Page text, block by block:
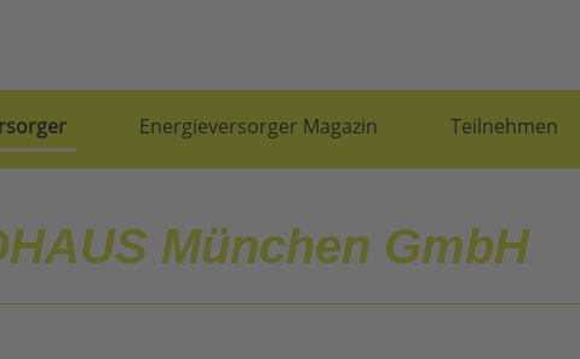
Energieversorger Magazin Teilnehmen
München GmbH